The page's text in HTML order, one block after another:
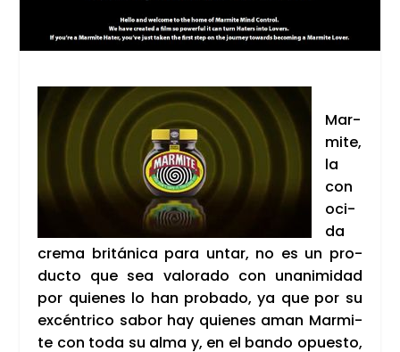
Mar­
mi­te,
la
con
o­ci­
da
cre­ma bri­tá­ni­ca para untar, no es un pro­
duc­to que sea valo­ra­do con una­ni­mi­dad
por quie­nes lo han pro­ba­do, ya que por su
excén­tri­co sabor hay quie­nes aman Mar­mi­
te con toda su alma y, en el ban­do opues­to,